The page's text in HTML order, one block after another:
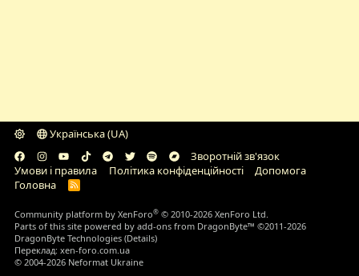
Українська (UA)
Зворотній зв'язок
Умови і правила
Політика конфіденційності
Дoпoмoга
Головна
R
Community platform by XenForo® © 2010-2026 XenForo Ltd.
Parts of this site powered byadd-ons from DragonByte™ ©2011-2026
DragonByte Technologies (Details)
Переклад:xen-foro.com.ua
© 2004-2026 Neformat Ukraine